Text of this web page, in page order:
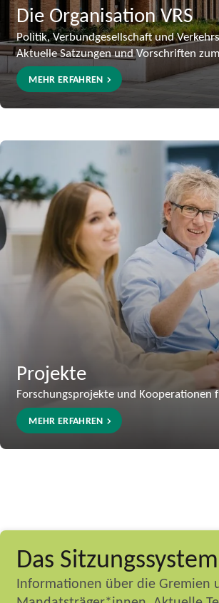
Die Organisation VRS
Politik, Verbundgesellschaft und
Aktuelle Satzungen und Vorschriften
MEHR ERFAHREN
Projekte
Forschungsprojekte und
MEHR ERFAHREN
Das
Informationen über die Gremien